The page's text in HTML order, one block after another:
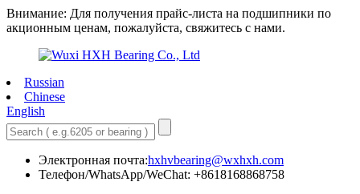
Внимание: Для получения прайс-листа на подшипники по
акционным ценам, пожалуйста, свяжитесь с нами.
Russian
Chinese
English
Электронная почта:hxhvbearing@wxhxh.com
Телефон/WhatsApp/WeChat: +8618168868758